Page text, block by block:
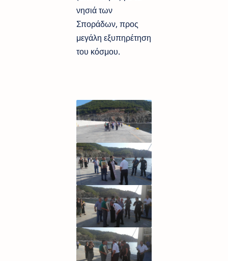
νησιά των
Σποράδων, προς
μεγάλη εξυπηρέτηση
του κόσμου.